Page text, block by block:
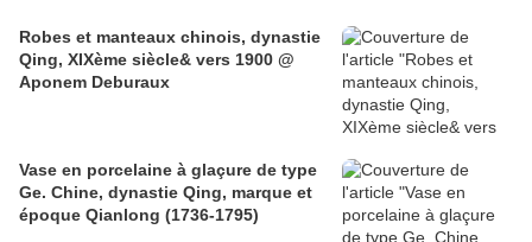
Robes et manteaux chinois, dynastie
Qing, XIXème siècle& vers 1900 @
Aponem Deburaux
Vase en porcelaine à glaçure de type
Ge. Chine, dynastie Qing, marque et
époque Qianlong (1736-1795)